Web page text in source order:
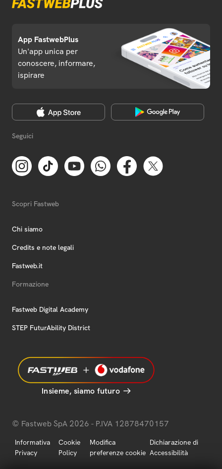
App FastwebPlus
Un'app unica per
conoscere, informare,
ispirare
Seguici
Scopri Fastweb
Chi siamo
Credits e note legali
Fastweb.it
Formazione
Fastweb Digital Academy
STEP FuturAbility District
Insieme, siamo futuro
© Fastweb SpA 2026 - P.IVA 12878470157
Informativa
Privacy
Cookie
Policy
Modifica
preferenze cookie
Dichiarazione di
Accessibilità